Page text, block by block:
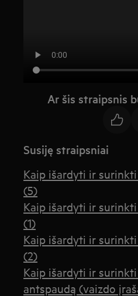
Ar šis straipsnis
Susiję straipsniai
Kaip išardyti ir
(5)
Kaip išardyti ir
(1)
Kaip išardyti ir
(2)
Kaip išardyti ir
antspaudą (vaizdo